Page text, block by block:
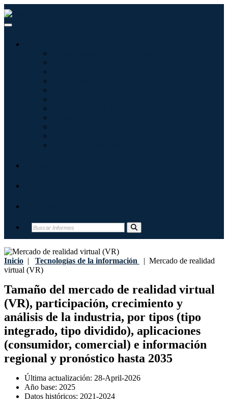
Inicio | Tecnologías de la información | Mercado de realidad
virtual (VR)
Tamaño del mercado de realidad virtual
(VR), participación, crecimiento y
análisis de la industria, por tipos (tipo
integrado, tipo dividido), aplicaciones
(consumidor, comercial) e información
regional y pronóstico hasta 2035
Última actualización: 28-April-2026
Año base: 2025
Datos históricos: 2021-2024